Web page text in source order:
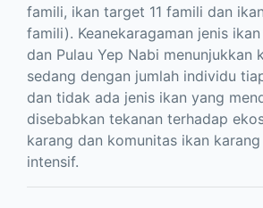
famili, ikan target 11 famili dan
famili). Keanekaragaman jenis
dan Pulau Yep Nabi menunjukkan
sedang dengan jumlah individu
dan tidak ada jenis ikan yang
disebabkan tekanan terhadap
karang dan komunitas ikan
intensif.